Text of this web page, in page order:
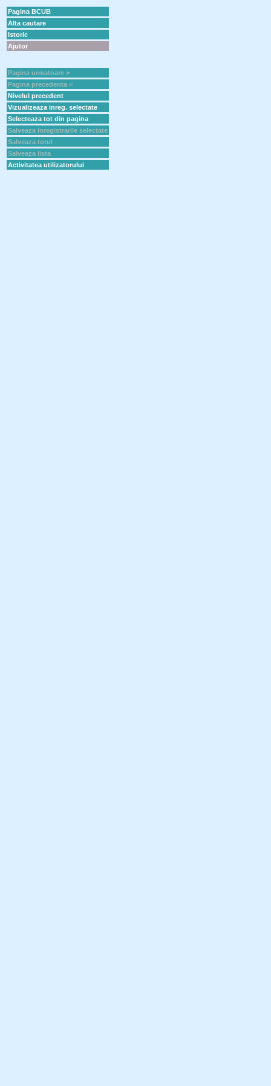
Pagina BCUB
Alta cautare
Istoric
Ajutor
Pagina urmatoare >
Pagina precedenta <
Nivelul precedent
Vizualizeaza inreg. selectate
Selecteaza tot din pagina
Salveaza inregistrarile selectate
Salveaza totul
Salveaza lista
Activitatea utilizatorului